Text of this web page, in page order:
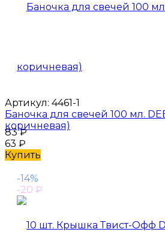
Артикул: 4461-1
Баночка для свечей 100 мл.
коричневая)
83₽
63 ₽
Купить
-14%
-20 ₽